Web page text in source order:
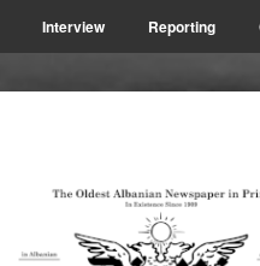
Interview Reporting